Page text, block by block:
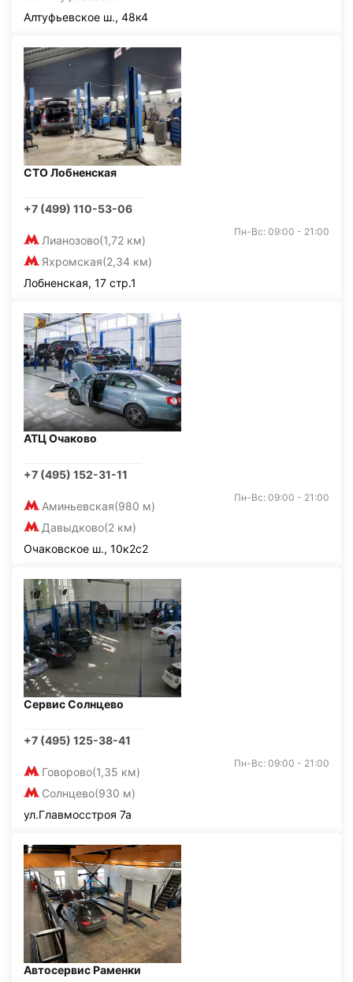
Алтуфьевское ш., 48к4
СТО Лобненская
+7 (499) 110-53-06
Лианозово(1,72 км)
Яхромская(2,34 км)
Пн-Вс: 09:00 - 21:00
Лобненская, 17 стр.1
АТЦ Очаково
+7 (495) 152-31-11
Аминьевская(980 м)
Давыдково(2 км)
Пн-Вс: 09:00 - 21:00
Очаковское ш., 10к2с2
Сервис Солнцево
+7 (495) 125-38-41
Говорово(1,35 км)
Солнцево(930 м)
Пн-Вс: 09:00 - 21:00
ул.Главмосстроя 7а
Автосервис Раменки